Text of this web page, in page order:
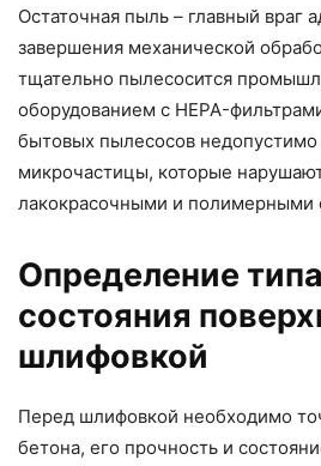
Остаточная пыль – главный враг
завершения механической
тщательно пылесосится
оборудованием с HEPA-
бытовых пылесосов недопустимо
микрочастицы, которые
лакокрасочными и полимерными
Определение
состояния
шлифовкой
Перед шлифовкой необходимо
бетона, его прочность и